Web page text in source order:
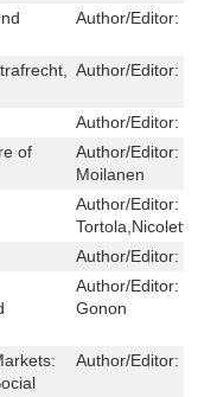
Author/Editor:
Author/Editor:
Author/Editor:
of
Author/Editor:
Moilanen
Author/Editor:
Author/Editor:
Author/Editor:
Gonon
Author/Editor: